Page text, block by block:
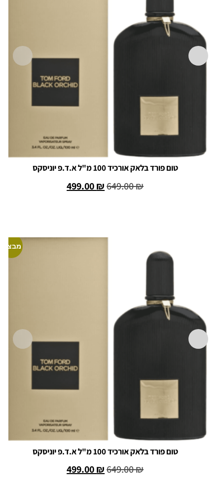
טום פורד בלאק אורכיד 100 מ"ל א.ד.פ יוניסקס
649.00₪
499.00₪
מבצע!
טום פורד בלאק אורכיד 100 מ"ל א.ד.פ יוניסקס
649.00₪
499.00₪